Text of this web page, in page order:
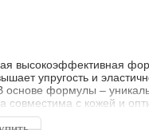
высокоэффективная
упругость и
основе формулы –
совместима с кожей и